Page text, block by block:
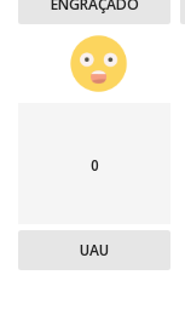
ENGRAÇADO
0
UAU